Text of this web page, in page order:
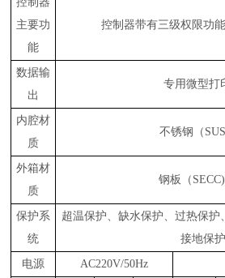
主要功
能
控制器带有三级权限功
数据输
出
专用微型打
内腔材
质
不锈钢（
外箱材
质
钢板（
保护系
统
超温保护、缺水保护、过热保护
接地保护
电源 AC220V/50Hz